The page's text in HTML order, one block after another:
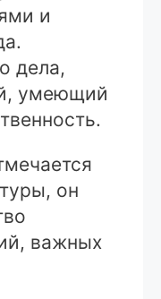
и
дела,
умеющий
он
важных